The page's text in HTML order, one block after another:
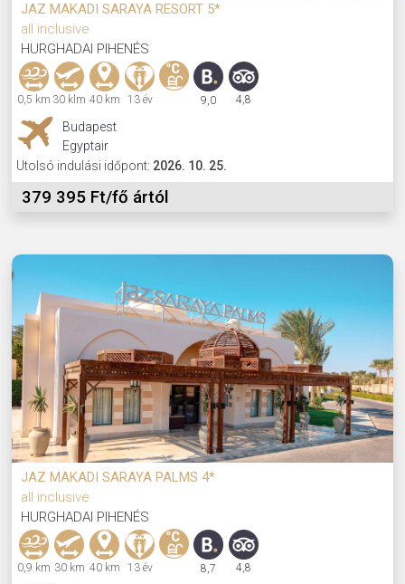
JAZ MAKADI SARAYA RESORT 5*
all inclusive
HURGHADAI PIHENÉS
0,5 km 30 klm 40 km 13 év 9,0 4,8
Budapest
Egyptair
Utolsó indulási időpont: 2026. 10. 25.
379 395 Ft/fő ártól
JAZ MAKADI SARAYA PALMS 4*
all inclusive
HURGHADAI PIHENÉS
0,9 km 30 km 40 km 13 év 8,7 4,8